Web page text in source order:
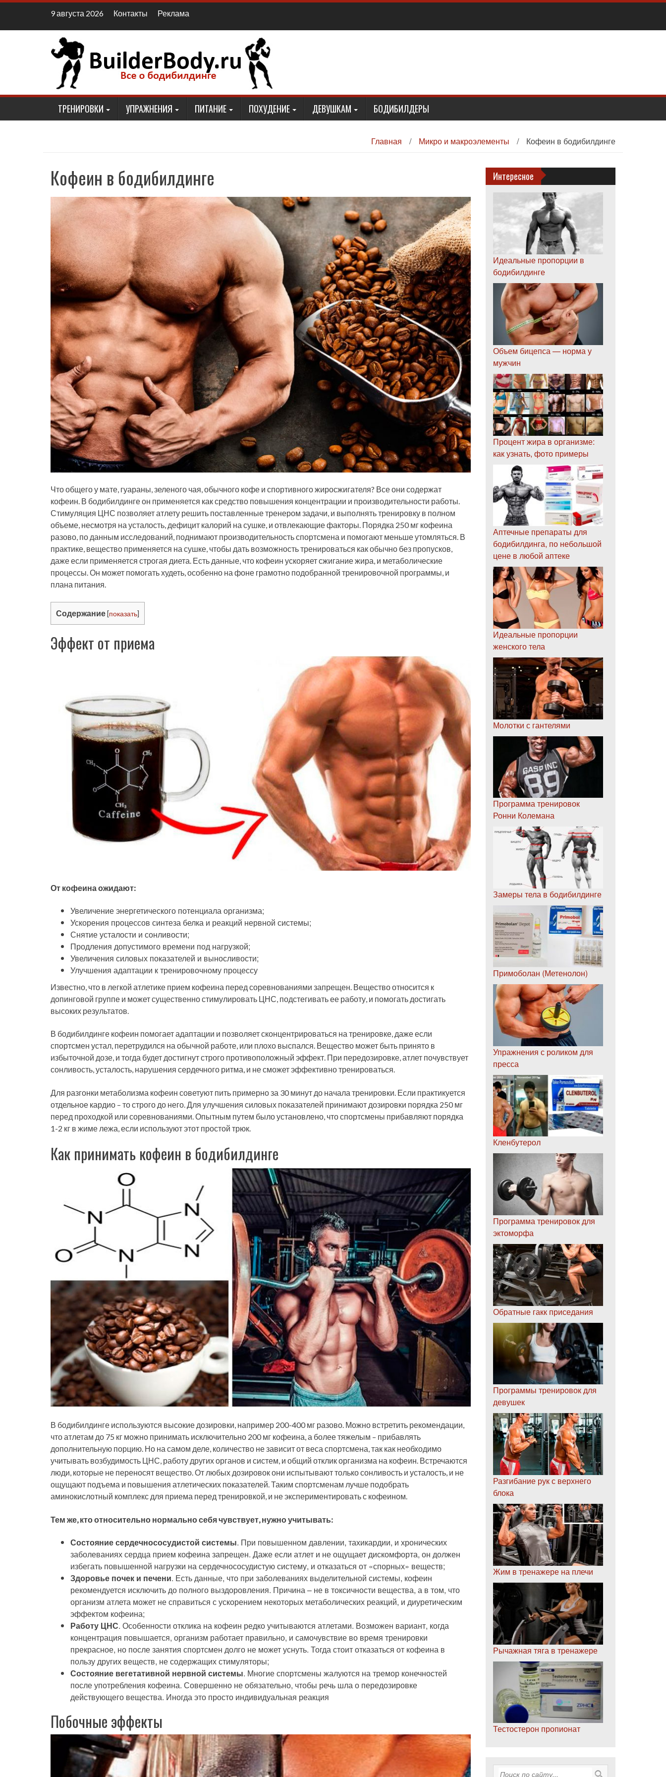
Наверх
9 августа 2026 Контакты Реклама
ТРЕНИРОВКИ УПРАЖНЕНИЯ ПИТАНИЕ ПОХУДЕНИЕ ДЕВУШКАМ БОДИБИЛДЕРЫ
Главная / Микро и макроэлементы / Кофеин в бодибилдинге
Кофеин в бодибилдинге
Что общего у мате, гуараны, зеленого чая, обычного кофе и спортивного жиросжигателя? Все они содержат
кофеин. В бодибилдинге он применяется как средство повышения концентрации и производительности работы.
Стимуляция ЦНС позволяет атлету решить поставленные тренером задачи, и выполнять тренировку в полном
объеме, несмотря на усталость, дефицит калорий на сушке, и отвлекающие факторы. Порядка 250 мг кофеина
разово, по данным исследований, поднимают производительность спортсмена и помогают меньше утомляться. В
практике, вещество применяется на сушке, чтобы дать возможность тренироваться как обычно без пропусков,
даже если применяется строгая диета. Есть данные, что кофеин ускоряет сжигание жира, и метаболические
процессы. Он может помогать худеть, особенно на фоне грамотно подобранной тренировочной программы, и
плана питания.
Содержание [показать]
Эффект от приема
От кофеина ожидают:
Увеличение энергетического потенциала организма;
Ускорения процессов синтеза белка и реакций нервной системы;
Снятие усталости и сонливости;
Продления допустимого времени под нагрузкой;
Увеличения силовых показателей и выносливости;
Улучшения адаптации к тренировочному процессу
Известно, что в легкой атлетике прием кофеина перед соревнованиями запрещен. Вещество относится к
допинговой группе и может существенно стимулировать ЦНС, подстегивать ее работу, и помогать достигать
высоких результатов.
В бодибилдинге кофеин помогает адаптации и позволяет сконцентрироваться на тренировке, даже если
спортсмен устал, перетрудился на обычной работе, или плохо выспался. Вещество может быть принято в
избыточной дозе, и тогда будет достигнут строго противоположный эффект. При передозировке, атлет почувствует
сонливость, усталость, нарушения сердечного ритма, и не сможет эффективно тренироваться.
Для разгонки метаболизма кофеин советуют пить примерно за 30 минут до начала тренировки. Если практикуется
отдельное кардио – то строго до него. Для улучшения силовых показателей принимают дозировки порядка 250 мг
перед проходкой или соревнованиями. Опытным путем было установлено, что спортсмены прибавляют порядка
1-2 кг в жиме лежа, если используют этот простой трюк.
Как принимать кофеин в бодибилдинге
В бодибилдинге используются высокие дозировки, например 200-400 мг разово. Можно встретить рекомендации,
что атлетам до 75 кг можно принимать исключительно 200 мг кофеина, а более тяжелым – прибавлять
дополнительную порцию. Но на самом деле, количество не зависит от веса спортсмена, так как необходимо
учитывать возбудимость ЦНС, работу других органов и систем, и общий отклик организма на кофеин. Встречаются
люди, которые не переносят вещество. От любых дозировок они испытывают только сонливость и усталость, и не
ощущают подъема и повышения атлетических показателей. Таким спортсменам лучше подобрать
аминокислотный комплекс для приема перед тренировкой, и не экспериментировать с кофеином.
Тем же, кто относительно нормально себя чувствует, нужно учитывать:
Состояние сердечнососудистой системы. При повышенном давлении, тахикардии, и хронических
заболеваниях сердца прием кофеина запрещен. Даже если атлет и не ощущает дискомфорта, он должен
избегать повышенной нагрузки на сердечнососудистую систему, и отказаться от «спорных» веществ;
Здоровье почек и печени. Есть данные, что при заболеваниях выделительной системы, кофеин
рекомендуется исключить до полного выздоровления. Причина – не в токсичности вещества, а в том, что
организм атлета может не справиться с ускорением некоторых метаболических реакций, и диуретическим
эффектом кофеина;
Работу ЦНС. Особенности отклика на кофеин редко учитываются атлетами. Возможен вариант, когда
концентрация повышается, организм работает правильно, и самочувствие во время тренировки
прекрасное, но после занятия спортсмен долго не может уснуть. Тогда стоит отказаться от кофеина в
пользу других веществ, не содержащих стимуляторы;
Состояние вегетативной нервной системы. Многие спортсмены жалуются на тремор конечностей
после употребления кофеина. Совершенно не обязательно, чтобы речь шла о передозировке
действующего вещества. Иногда это просто индивидуальная реакция
Побочные эффекты
Интересное
Идеальные пропорции в
бодибилдинге
Объем бицепса — норма у
мужчин
Процент жира в организме:
как узнать, фото примеры
Аптечные препараты для
бодибилдинга, по небольшой
цене в любой аптеке
Идеальные пропорции
женского тела
Молотки с гантелями
Программа тренировок
Ронни Колемана
Замеры тела в бодибилдинге
Примоболан (Метенолон)
Упражнения с роликом для
пресса
Кленбутерол
Программа тренировок для
эктоморфа
Обратные гакк приседания
Программы тренировок для
девушек
Разгибание рук с верхнего
блока
Жим в тренажере на плечи
Рычажная тяга в тренажере
Тестостерон пропионат